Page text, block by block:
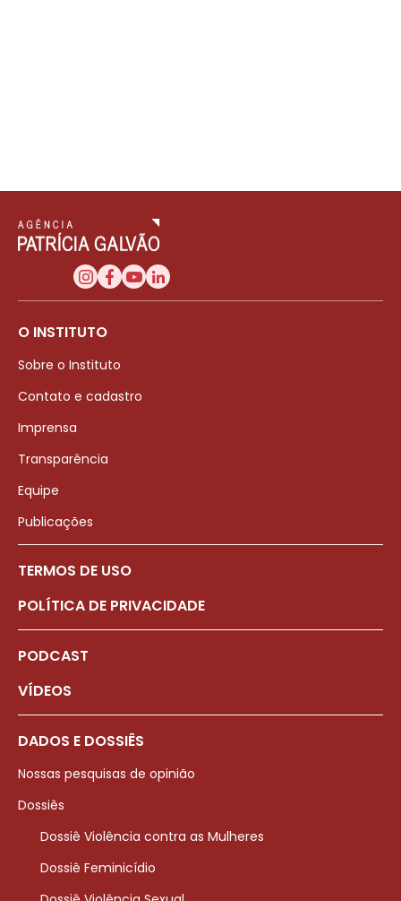
O INSTITUTO
Sobre o Instituto
Contato e cadastro
Imprensa
Transparência
Equipe
Publicações
TERMOS DE USO
POLÍTICA DE PRIVACIDADE
PODCAST
VÍDEOS
DADOS E DOSSIÊS
Nossas pesquisas de opinião
Dossiês
Dossiê Violência contra as Mulheres
Dossiê Feminicídio